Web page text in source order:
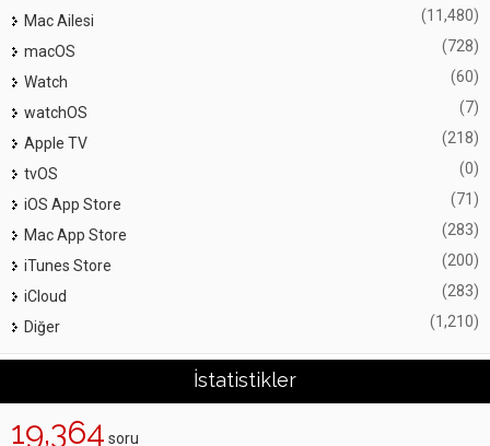
Mac Ailesi (11,480)
macOS (728)
Watch (60)
watchOS (7)
Apple TV (218)
tvOS (0)
iOS App Store (71)
Mac App Store (283)
iTunes Store (200)
iCloud (283)
Diğer (1,210)
İstatistikler
19,364 soru